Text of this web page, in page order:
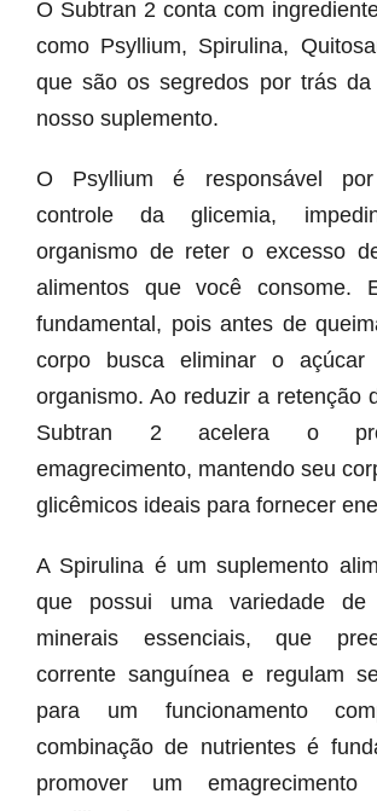
O Subtran 2 conta com
como Psyllium, Spirulina,
que são os segredos por trás da
nosso suplemento.
O Psyllium é responsável
controle da glicemia,
organismo de reter o excesso
alimentos que você consome.
fundamental, pois antes de
corpo busca eliminar o açúcar
organismo. Ao reduzir a retenção
Subtran 2 acelera o
emagrecimento, mantendo seu
glicêmicos ideais para fornecer
A Spirulina é um suplemento
que possui uma variedade de
minerais essenciais, que
corrente sanguínea e regulam
para um funcionamento
combinação de nutrientes é
promover um